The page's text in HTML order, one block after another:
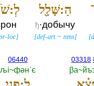
[
הַ:שָּׁלָ֖ל
ђ·добычу
[def-art~ nms]
loc]
03318
06440
љi~фәнˈє